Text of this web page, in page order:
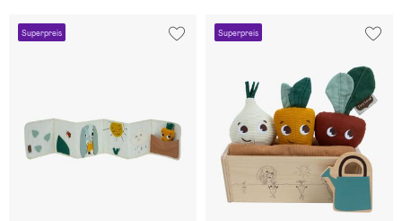
Superpreis Superpreis